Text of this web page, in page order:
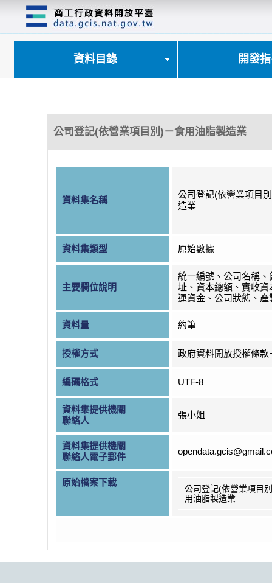
資料目錄 開發
公司登記(依營業項目別)－食用油脂製造業
資料集名稱
公司登記(依營業項目
造業
資料集類型 原始數據
主要欄位說明
統一編號、公司名稱、
址、資本總額、實收資
運資金、公司狀態、產
資料量 約筆
授權方式 政府資料開放授權條款
編碼格式 UTF-8
資料集提供機關
聯絡人
張小姐
資料集提供機關
聯絡人電子郵件
原始檔案下載
公司登記(依營業項目
用油脂製造業